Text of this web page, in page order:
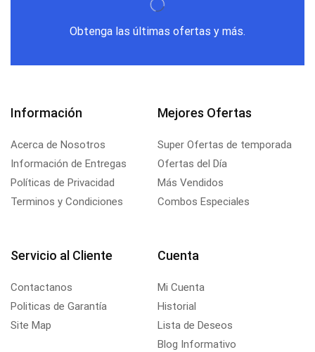
Obtenga las últimas ofertas y más.
Información
Acerca de Nosotros
Información de Entregas
Políticas de Privacidad
Terminos y Condiciones
Mejores Ofertas
Super Ofertas de temporada
Ofertas del Día
Más Vendidos
Combos Especiales
Servicio al Cliente
Contactanos
Politicas de Garantía
Site Map
Cuenta
Mi Cuenta
Historial
Lista de Deseos
Blog Informativo